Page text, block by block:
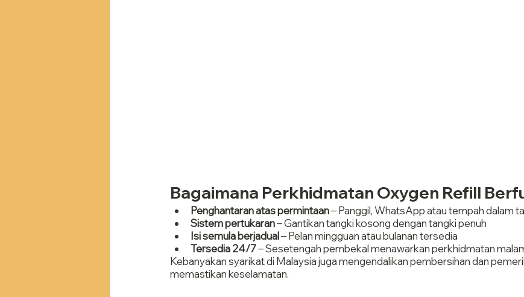
Bagaimana Perkhidmatan Oxygen Refill
Penghantaran atas permintaan – Panggil, WhatsApp atau tempah dalam
Sistem pertukaran – Gantikan tangki kosong dengan tangki penuh
Isi semula berjadual – Pelan mingguan atau bulanan tersedia
Tersedia 24/7 – Sesetengah pembekal menawarkan perkhidmatan
Kebanyakan syarikat di Malaysia juga mengendalikan pembersihan dan
memastikan keselamatan.